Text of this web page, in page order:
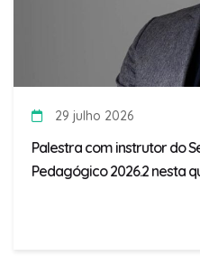
29 julho 2026
Palestra com instrutor do
Pedagógico 2026.2 nesta